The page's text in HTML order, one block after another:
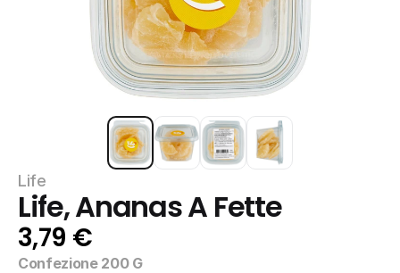
Life
Life, Ananas A Fette
3,79 €
Confezione 200 G